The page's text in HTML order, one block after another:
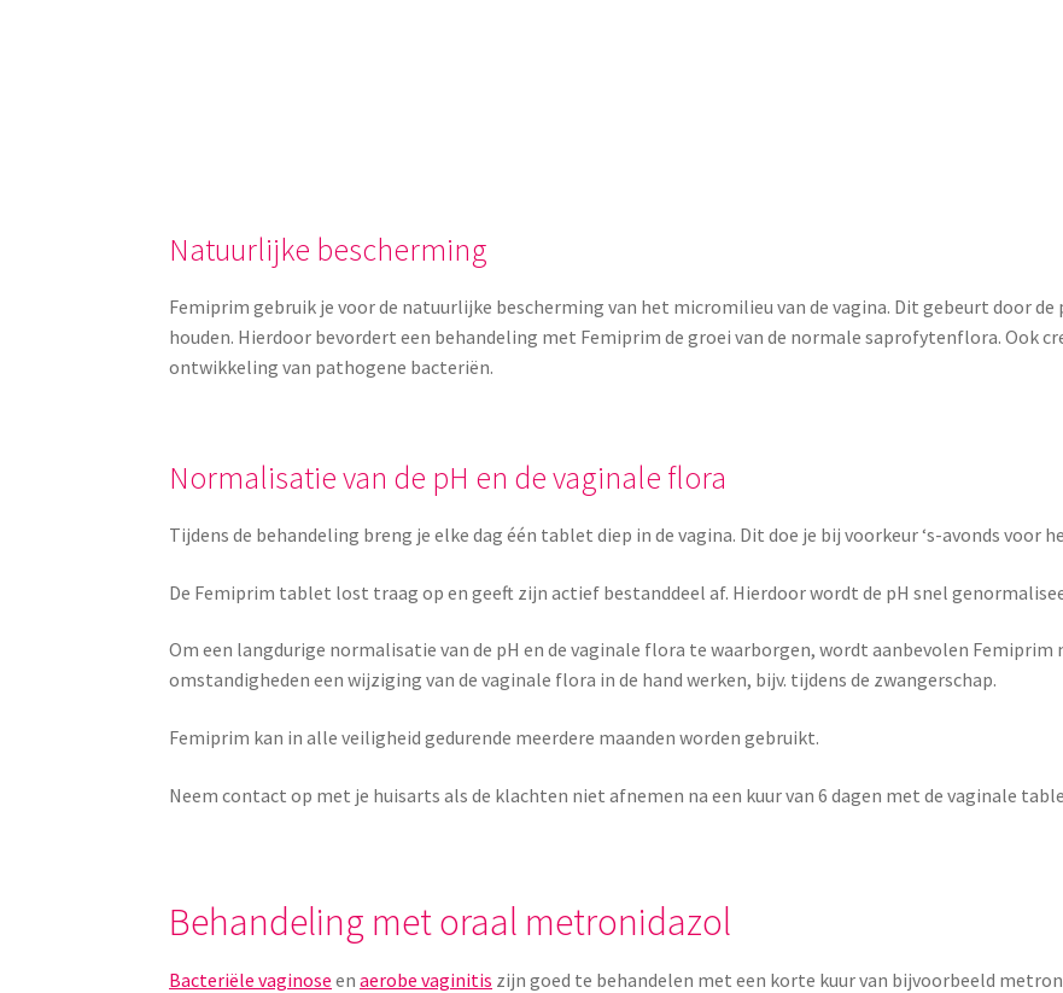
Natuurlijke bescherming
Femiprim gebruik je voor de natuurlijke bescherming van het micromilieu van de vagina. Dit gebeurt door
houden. Hierdoor bevordert een behandeling met Femiprim de groei van de normale saprofytenflora. Ook
ontwikkeling van pathogene bacteriën.
Normalisatie van de pH en de vaginale flora
Tijdens de behandeling breng je elke dag één tablet diep in de vagina. Dit doe je bij voorkeur ‘s-avonds voor
De Femiprim tablet lost traag op en geeft zijn actief bestanddeel af. Hierdoor wordt de pH snel
Om een langdurige normalisatie van de pH en de vaginale flora te waarborgen, wordt aanbevolen Femiprim
omstandigheden een wijziging van de vaginale flora in de hand werken, bijv. tijdens de zwangerschap.
Femiprim kan in alle veiligheid gedurende meerdere maanden worden gebruikt.
Neem contact op met je huisarts als de klachten niet afnemen na een kuur van 6 dagen met de vaginale
Behandeling met oraal metronidazol
Bacteriële vaginose enaerobe vaginitis zijn goed te behandelen met een korte kuur van bijvoorbeeld